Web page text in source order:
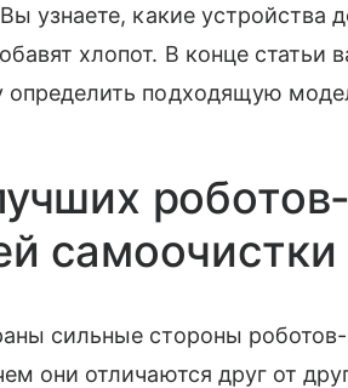
узнаете, какие устройства
хлопот. В конце статьи
определить подходящую
самоочистки
сильные стороны
они отличаются друг от